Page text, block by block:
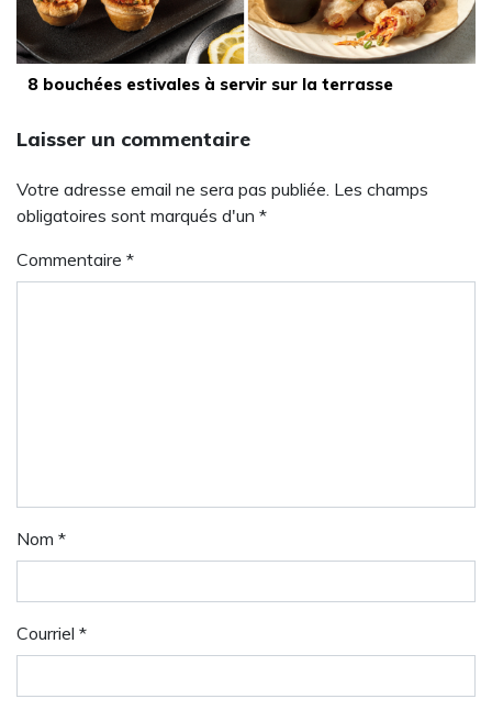
8 bouchées estivales à servir sur la terrasse
Laisser un commentaire
Votre adresse email ne sera pas publiée. Les champs
obligatoires sont marqués d'un *
Commentaire *
Nom *
Courriel *